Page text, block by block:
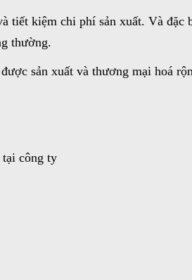
tiết kiệm chi phí sản xuất. Và
thường.
sản xuất và thương mại hoá
tại công ty